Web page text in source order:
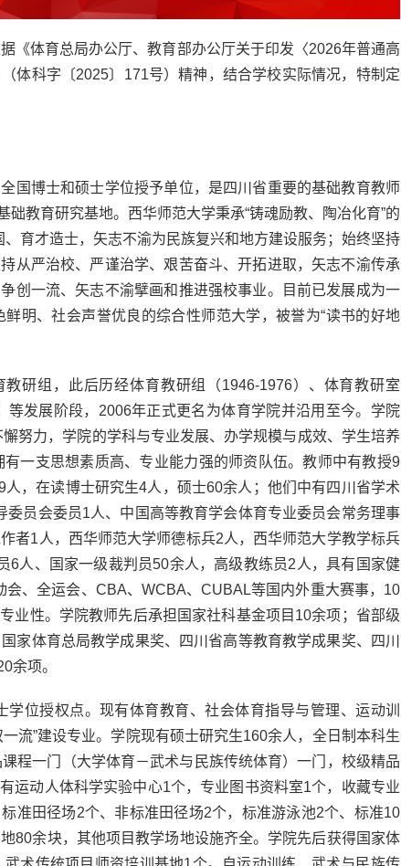
《体育总局办公厅、教育部办公厅关于印发〈2026年普通高
体科字〔2025〕171号）精神，结合学校实际情况，特制定
国博士和硕士学位授予单位，是四川省重要的基础教育教师
教育研究基地。西华师范大学秉承“铸魂励教、陶冶化育”的
育才造士，矢志不渝为民族复兴和地方建设服务；始终坚持
从严治校、严谨治学、艰苦奋斗、开拓进取，矢志不渝传承
创一流、矢志不渝擘画和推进强校事业。目前已发展成为一
明、社会声誉优良的综合性师范大学，被誉为“读书的好地
研组，此后历经体育教研组（1946-1976）、体育教研室
等发展阶段，2006年正式更名为体育学院并沿用至今。学院
努力，学院的学科与专业发展、办学规模与成效、学生培养
一支思想素质高、专业能力强的师资队伍。教师中有教授9
，在读博士研究生4人，硕士60余人；他们中有四川省学术
员会委员1人、中国高等教育学会体育专业委员会常务理事
者1人，西华师范大学师德标兵2人，西华师范大学教学标兵
人、国家一级裁判员50余人，高级教练员2人，具有国家健
、全运会、CBA、WCBA、CUBAL等国内外重大赛事，10
业性。学院教师先后承担国家社科基金项目10余项；省部级
家体育总局教学成果奖、四川省高等教育教学成果奖、四川
余项。
位授权点。现有体育教育、社会体育指导与管理、运动训
流”建设专业。学院现有硕士研究生160余人，全日制本科生
程一门（大学体育－武术与民族传统体育）一门，校级精品
运动人体科学实验中心1个，专业图书资料室1个，收藏专业
准田径场2个、非标准田径场2个，标准游泳池2个、标准10
80余块，其他项目教学场地设施齐全。学院先后获得国家体